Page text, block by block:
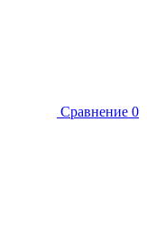
Сравнение 0